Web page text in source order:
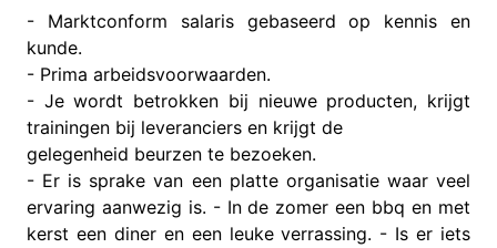
- Marktconform salaris gebaseerd op kennis en
kunde.
- Prima arbeidsvoorwaarden.
- Je wordt betrokken bij nieuwe producten, krijgt
trainingen bij leveranciers en krijgt de
gelegenheid beurzen te bezoeken.
- Er is sprake van een platte organisatie waar veel
ervaring aanwezig is. - In de zomer een bbq en met
kerst een diner en een leuke verrassing. - Is er iets